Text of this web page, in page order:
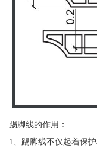
踢脚线的作用：
1、踢脚线不仅起着保